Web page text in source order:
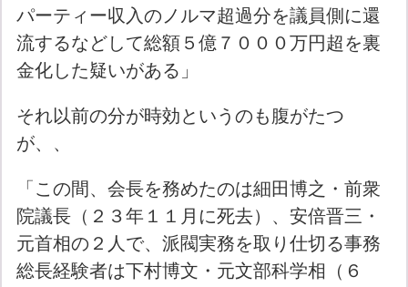
パーティー収入のノルマ超過分を議員側に還
流するなどして総額５億７０００万円超を裏
金化した疑いがある」
それ以前の分が時効というのも腹がたつ
が、、
「この間、会長を務めたのは細田博之・前衆
院議長（２３年１１月に死去）、安倍晋三・
元首相の２人で、派閥実務を取り仕切る事務
総長経験者は下村博文・元文部科学相（６